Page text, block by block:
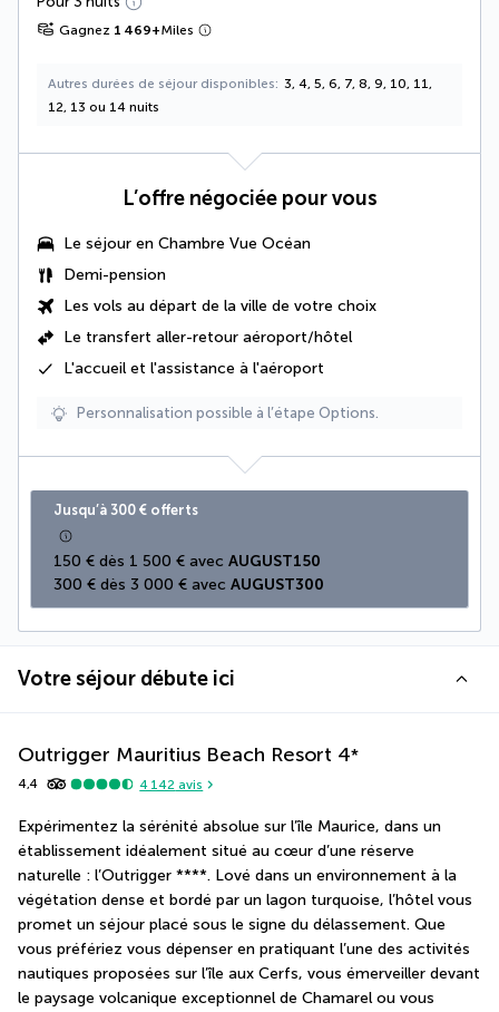
Gagnez 1 469+Miles
Autres durées de séjour disponibles
3, 4, 5, 6, 7, 8, 9, 10, 11,
12, 13 ou 14 nuits
L’offre négociée pour vous
Le séjour en Chambre Vue Océan
Demi-pension
Les vols au départ de la ville de votre choix
Le transfert aller-retour aéroport/hôtel
L'accueil et l'assistance à l'aéroport
Personnalisation possible à l’étape Options.
Jusqu’à 300 € offerts
150 € dès 1 500 € avec AUGUST150
300 € dès 3 000 € avec AUGUST300
Votre séjour débute ici
Outrigger Mauritius Beach Resort 4*
4,4 4 142 avis
Expérimentez la sérénité absolue sur l’île Maurice, dans un
établissement idéalement situé au cœur d’une réserve
naturelle : l’Outrigger ****. Lové dans un environnement à la
végétation dense et bordé par un lagon turquoise, l’hôtel vous
promet un séjour placé sous le signe du délassement. Que
vous préfériez vous dépenser en pratiquant l’une des activités
nautiques proposées sur l’île aux Cerfs, vous émerveiller devant
le paysage volcanique exceptionnel de Chamarel ou vous